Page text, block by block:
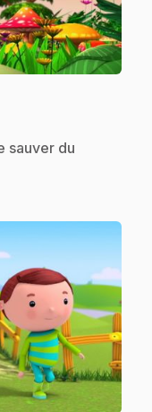
sauver du